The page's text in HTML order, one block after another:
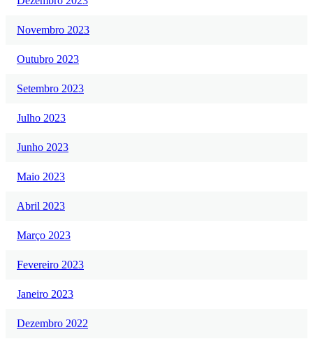
Novembro 2023
Outubro 2023
Setembro 2023
Julho 2023
Junho 2023
Maio 2023
Abril 2023
Março 2023
Fevereiro 2023
Janeiro 2023
Dezembro 2022